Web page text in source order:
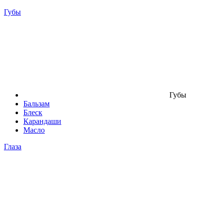
Губы
Губы
Бальзам
Блеск
Карандаши
Масло
Глаза